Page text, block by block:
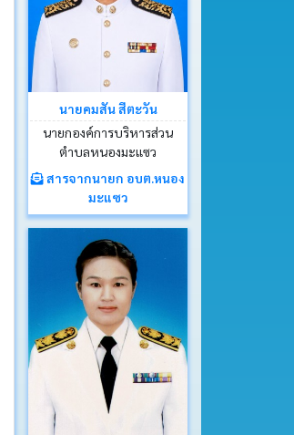
นายคมสัน สีตะวัน
นายกองค์การบริหารส่วน
ตำบลหนองมะแซว
สารจากนายก อบต.หนอง
มะแซว